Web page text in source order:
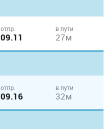
отпр.
09.11
в пути
27м
отпр.
09.16
в пути
32м